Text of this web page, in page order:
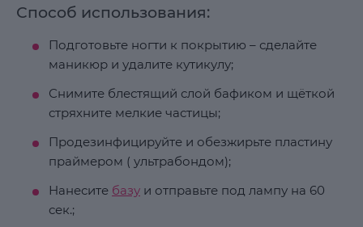
Способ использования:
Подготовьте ногти к покрытию – сделайте
маникюр и удалите кутикулу;
Снимите блестящий слой бафиком и щёткой
стряхните мелкие частицы;
Продезинфицируйте и обезжирьте пластину
праймером ( ультрабондом);
Нанесите базу и отправьте под лампу на 60
сек.;